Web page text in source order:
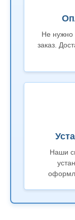
Не нужно
заказ.
Наши